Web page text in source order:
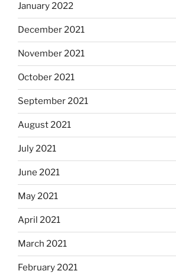
January 2022
December 2021
November 2021
October 2021
September 2021
August 2021
July 2021
June 2021
May 2021
April 2021
March 2021
February 2021